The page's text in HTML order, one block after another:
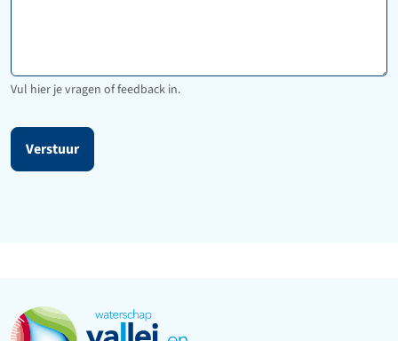
Vul hier je vragen of feedback in.
Verstuur